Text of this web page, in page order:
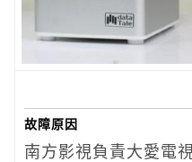
故障原因
南方影視負責大愛電